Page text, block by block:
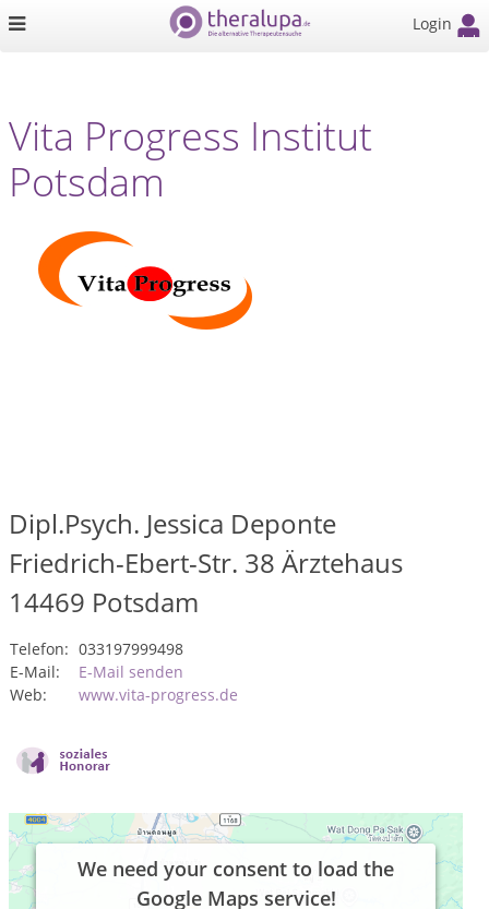
Login
Vita Progress Institut
Potsdam
Dipl.Psych. Jessica Deponte
Friedrich-Ebert-Str. 38 Ärztehaus
14469 Potsdam
Telefon: 033197999498
E-Mail:
E-Mail senden
Web:
www.vita-progress.de
We need your consent to load the
Google Maps service!